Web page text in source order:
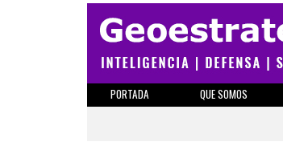
PORTADA QUE SOMOS